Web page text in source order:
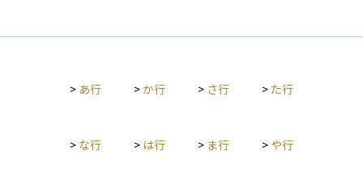
> あ行 >か行 > さ行 > た行
> な行 > は行 > ま行 > や行